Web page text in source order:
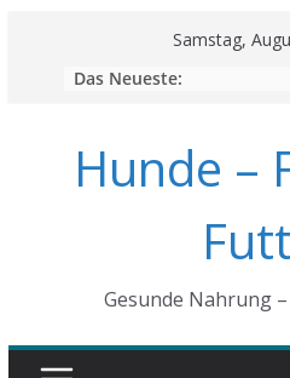
Samstag,
Das Neueste:
Hunde –
Gesunde Nahrung